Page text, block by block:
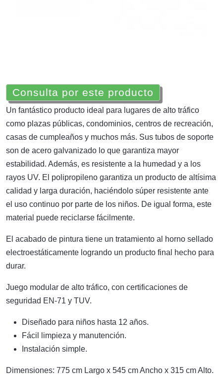
Consulta por este producto
Un fantástico producto ideal para lugares de alto tráfico
como plazas públicas, condominios, centros de recreación,
casas de cumpleaños y muchos más. Sus tubos de soporte
son de acero galvanizado lo que garantiza mayor
estabilidad. Además, es resistente a la humedad y a los
rayos UV. El polipropileno garantiza un producto de altísima
calidad y larga duración, haciéndolo súper resistente ante
el uso continuo por parte de los niños. De igual forma, este
material puede reciclarse fácilmente.
El acabado de pintura tiene un tratamiento al horno sellado
electroestáticamente logrando un producto final hecho para
durar.
Juego modular de alto tráfico, con certificaciones de
seguridad EN-71 y TUV.
Diseñado para niños hasta 12 años.
Fácil limpieza y manutención.
Instalación simple.
Dimensiones: 775 cm Largo x 545 cm Ancho x 315 cm Alto.